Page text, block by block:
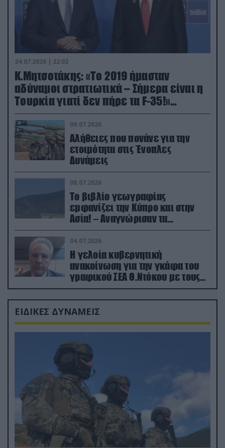
24.07.2026 | 22:02
Κ.Μητσοτάκης: «Το 2019 ήμασταν
αδύναμοι στρατιωτικά – Σήμερα είναι η
Τουρκία γιατί δεν πήρε τα F-35!»
(βίντεο)
09.07.2026
Αλήθειες που πονάνε για την
ετοιμότητα στις Ένοπλες
Δυνάμεις
08.07.2026
Το βιβλίο γεωγραφίας
εμφανίζει την Κύπρο και στην
Ασία! – Αναγνώρισαν τα
κατεχόμενα; (φωτο)
04.07.2026
Η γελοία κυβερνητική
ανακοίνωση για την γκάφα του
γραφικού ΣΕΑ Θ.Ντόκου με τους
Ρώσους φαρσέρ
ΕΙΔΙΚΕΣ ΔΥΝΑΜΕΙΣ